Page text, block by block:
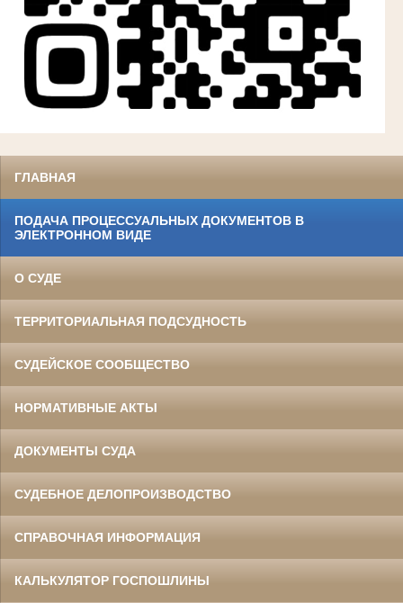
ГЛАВНАЯ
ПОДАЧА ПРОЦЕССУАЛЬНЫХ ДОКУМЕНТОВ В
ЭЛЕКТРОННОМ ВИДЕ
О СУДЕ
ТЕРРИТОРИАЛЬНАЯ ПОДСУДНОСТЬ
СУДЕЙСКОЕ СООБЩЕСТВО
НОРМАТИВНЫЕ АКТЫ
ДОКУМЕНТЫ СУДА
СУДЕБНОЕ ДЕЛОПРОИЗВОДСТВО
СПРАВОЧНАЯ ИНФОРМАЦИЯ
КАЛЬКУЛЯТОР ГОСПОШЛИНЫ